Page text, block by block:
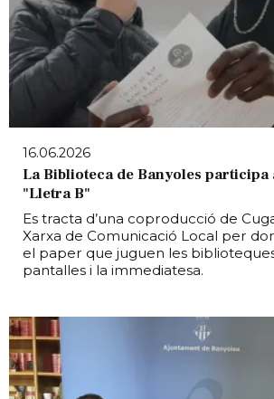
16.06.2026
La Biblioteca de Banyoles participa
"Lletra B"
Es tracta d’una coproducció de
Xarxa de Comunicació Local per
el paper que juguen les
pantalles i la immediatesa.